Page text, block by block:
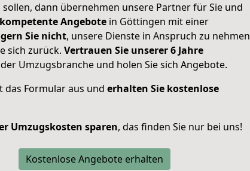
dann übernehmen unsere Partner für Sie und
kompetente Angebote in Göttingen mit einer
Sie nicht, unsere Dienste in Anspruch zu nehmen
sich zurück. Vertrauen Sie unserer 6 Jahre
Umzugsbranche und holen Sie sich Angebote.
das Formular aus und erhalten Sie kostenlose
Umzugskosten sparen, das finden Sie nur bei uns!
Kostenlose Angebote erhalten